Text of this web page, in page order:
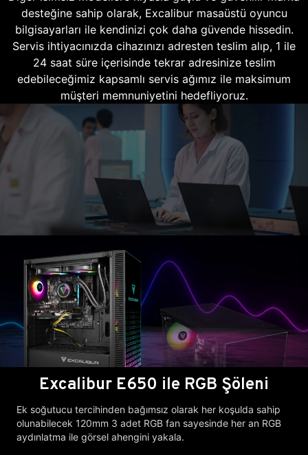
desteğine sahip olarak, Excalibur masaüstü oyuncu
bilgisayarları ile kendinizi çok daha güvende hissedin.
Servis ihtiyacınızda cihazınızı adresten teslim alıp, 1 ile
24 saat süre içerisinde tekrar adresinize teslim
edebileceğimiz kapsamlı servis ağımız ile maksimum
müşteri memnuniyetini hedefliyoruz.
Excalibur E650 ile RGB Şöleni
Ek soğutucu tercihinden bağımsız olarak her koşulda sahip
olunabilecek 120mm 3 adet RGB fan sayesinde her an RGB
aydınlatma ile görsel ahengini yakala.